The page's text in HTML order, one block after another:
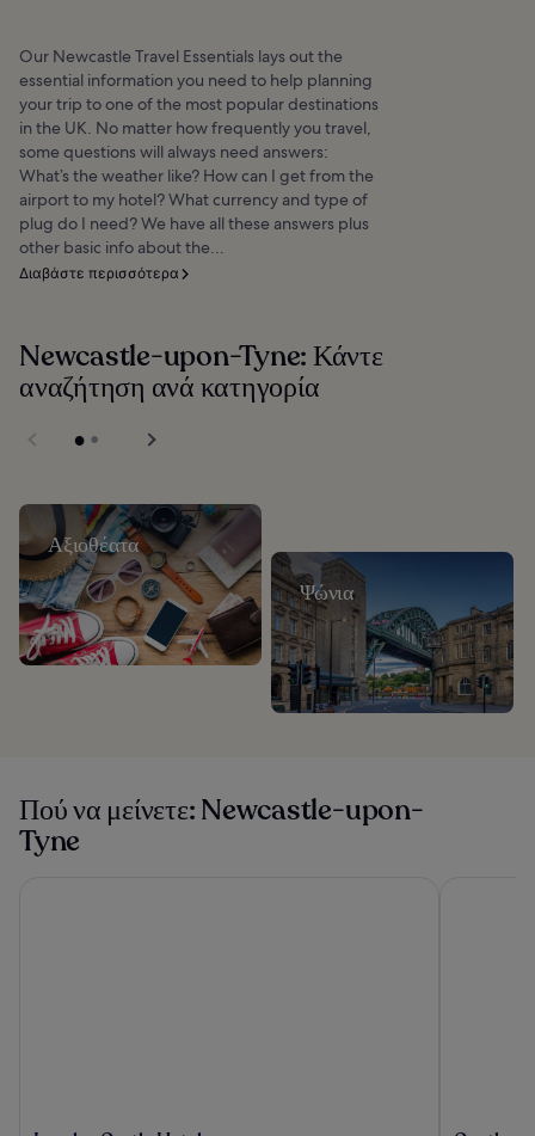
Our Newcastle Travel Essentials lays out the
essential information you need to help planning
your trip to one of the most popular destinations
in the UK. No matter how frequently you travel,
some questions will always need answers:
What’s the weather like? How can I get from the
airport to my hotel? What currency and type of
plug do I need? We have all these answers plus
other basic info about the...
Διαβάστε περισσότερα
Newcastle-upon-Tyne: Κάντε
αναζήτηση ανά κατηγορία
Αξιοθέατα
Ψώνια
Πού να μείνετε: Newcastle-upon-
Tyne